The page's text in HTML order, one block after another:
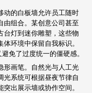
动的白板墙允许员工随时
由组合。某创意公司甚至
灯到迷你雕塑，这些物
环境中保留自我标识。
免了过度统一的僵硬感。
形画笔。自然光与人工光
光系统可根据昼夜节律自
出展示墙或协作空间。